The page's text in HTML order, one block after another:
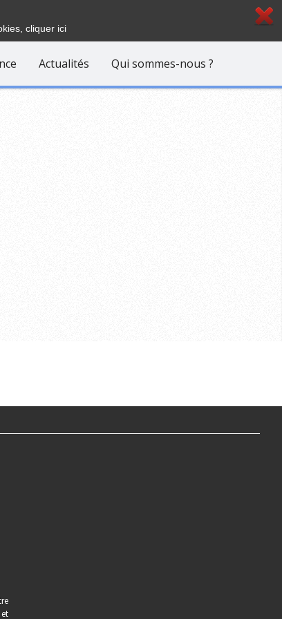
cliquer ici
Actualités Qui sommes-nous ?